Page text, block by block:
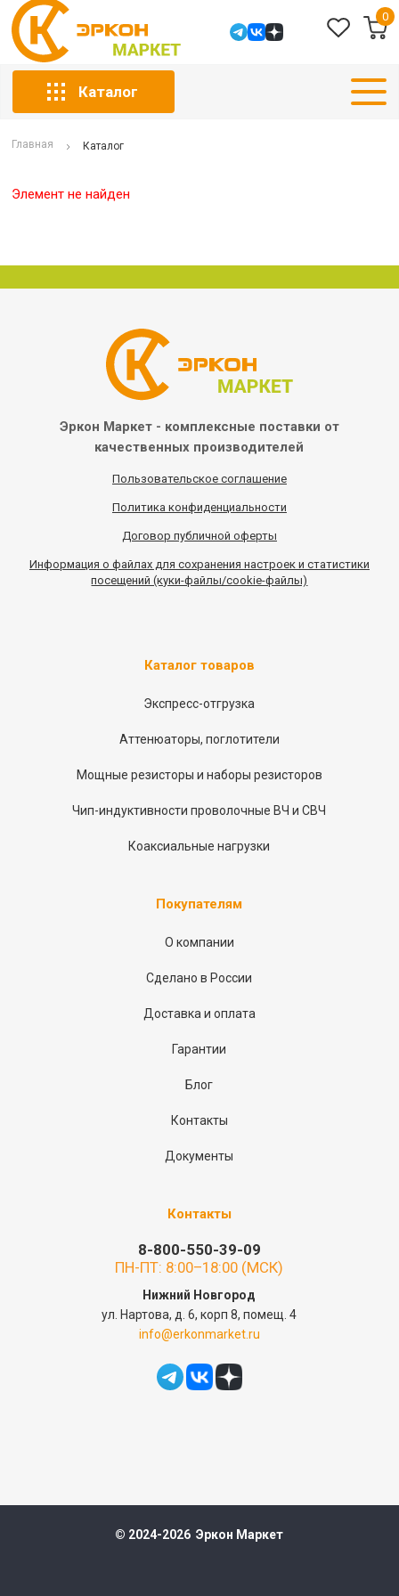
0
Каталог
Главная Каталог
Элемент не найден
Эркон Маркет - комплексные поставки от
качественных производителей
Пользовательское соглашение
Политика конфиденциальности
Договор публичной оферты
Информация о файлах для сохранения настроек и статистики
посещений (куки-файлы/cookie-файлы)
Каталог товаров
Экспресс-отгрузка
Аттенюаторы, поглотители
Мощные резисторы и наборы резисторов
Чип-индуктивности проволочные ВЧ и СВЧ
Коаксиальные нагрузки
Покупателям
О компании
Сделано в России
Доставка и оплата
Гарантии
Блог
Контакты
Документы
Контакты
8-800-550-39-09
ПН-ПТ: 8:00–18:00 (МСК)
Нижний Новгород
ул. Нартова, д. 6, корп 8, помещ. 4
info@erkonmarket.ru
© 2024-2026 Эркон Маркет